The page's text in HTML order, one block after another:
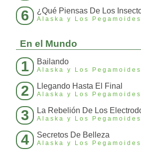
6 ¿Qué Piensas De Los
Alaska y Los Pegamoides
En el Mundo
1 Bailando
Alaska y Los Pegamoides
2 Llegando Hasta El Final
Alaska y Los Pegamoides
3 La Rebelión De Los
Alaska y Los Pegamoides
4 Secretos De Belleza
Alaska y Los Pegamoides